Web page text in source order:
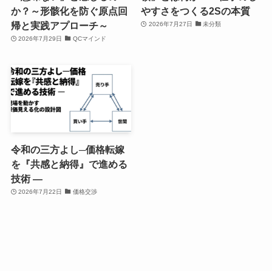
か？～形骸化を防ぐ原点回
帰と実践アプローチ～
2026年7月29日 QCマインド
やすさをつくる2Sの本質
2026年7月27日 未分類
令和の三方よし─価格転嫁
を『共感と納得』で進める
技術 ―
2026年7月22日 価格交渉